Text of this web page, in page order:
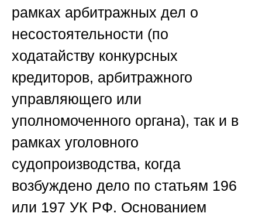
рамках арбитражных дел о
несостоятельности (по
ходатайству конкурсных
кредиторов, арбитражного
управляющего или
уполномоченного органа), так и в
рамках уголовного
судопроизводства, когда
возбуждено дело по статьям 196
или 197 УК РФ. Основанием